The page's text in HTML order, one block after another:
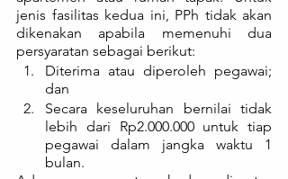
jenis fasilitas kedua ini, PPh tidak akan
dikenakan apabila memenuhi dua
persyaratan sebagai berikut:
Diterima atau diperoleh pegawai;
dan
Secara keseluruhan bernilai tidak
lebih dari Rp2.000.000 untuk tiap
pegawai dalam jangka waktu 1
bulan.